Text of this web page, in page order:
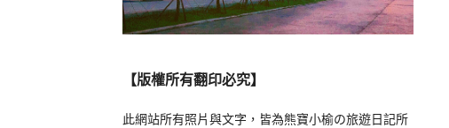
【版權所有翻印必究】
此網站所有照片與文字，皆為熊寶小榆の旅遊日記所